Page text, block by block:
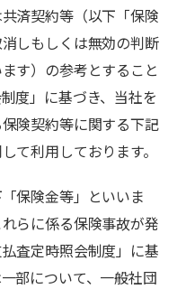
済契約等（以下「保険
しもしくは無効の判断
す）の参考とすること
度」に基づき、当社を
険契約等に関する下記
て利用しております。
保険金等」といいま
らに係る保険事故が発
査定時照会制度」に基
部について、一般社団